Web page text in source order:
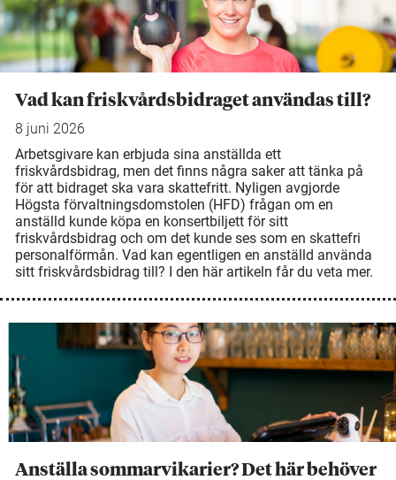
Vad kan friskvårdsbidraget användas till?
8 juni 2026
Arbetsgivare kan erbjuda sina anställda ett
friskvårdsbidrag, men det finns några saker att tänka på
för att bidraget ska vara skattefritt. Nyligen avgjorde
Högsta förvaltningsdomstolen (HFD) frågan om en
anställd kunde köpa en konsertbiljett för sitt
friskvårdsbidrag och om det kunde ses som en skattefri
personalförmån. Vad kan egentligen en anställd använda
sitt friskvårdsbidrag till? I den här artikeln får du veta mer.
Anställa sommarvikarier? Det här behöver